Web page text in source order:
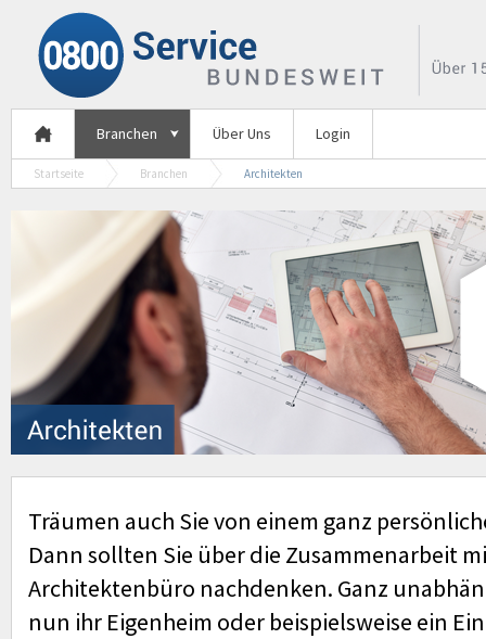
Branchen Über Uns Login
Startseite Branchen Architekten
Träumen auch Sie von einem ganz
Dann sollten Sie über die Zusammenarbeit
Architektenbüro nachdenken. Ganz
nun ihr Eigenheim oder beispielsweise ein